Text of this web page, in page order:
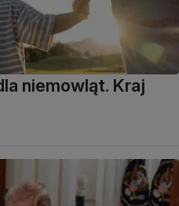
niemowląt. Kraj